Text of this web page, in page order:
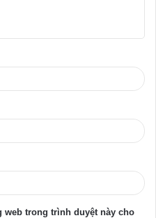
web trong trình duyệt này cho